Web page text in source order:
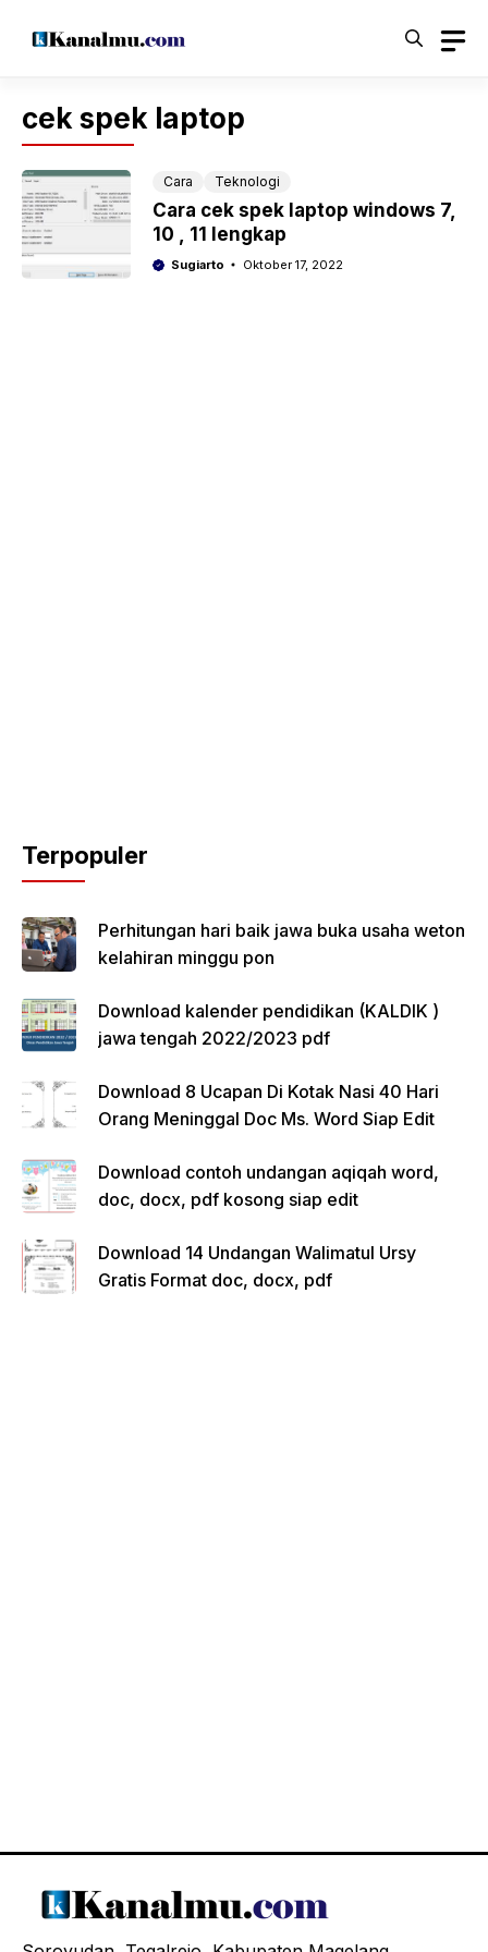
cek spek laptop
Cara Teknologi
Cara cek spek laptop windows 7,
10 , 11 lengkap
Sugiarto Oktober 17, 2022
Terpopuler
Perhitungan hari baik jawa buka usaha weton
kelahiran minggu pon
Download kalender pendidikan (KALDIK )
jawa tengah 2022/2023 pdf
Download 8 Ucapan Di Kotak Nasi 40 Hari
Orang Meninggal Doc Ms. Word Siap Edit
Download contoh undangan aqiqah word,
doc, docx, pdf kosong siap edit
Download 14 Undangan Walimatul Ursy
Gratis Format doc, docx, pdf